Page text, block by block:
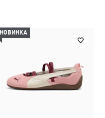
НОВИНКА